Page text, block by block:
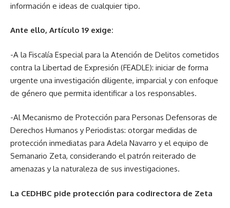
información e ideas de cualquier tipo.
Ante ello, Artículo 19 exige:
-A la Fiscalía Especial para la Atención de Delitos cometidos
contra la Libertad de Expresión (FEADLE): iniciar de forma
urgente una investigación diligente, imparcial y con enfoque
de género que permita identificar a los responsables.
-Al Mecanismo de Protección para Personas Defensoras de
Derechos Humanos y Periodistas: otorgar medidas de
protección inmediatas para Adela Navarro y el equipo de
Semanario Zeta, considerando el patrón reiterado de
amenazas y la naturaleza de sus investigaciones.
La CEDHBC pide protección para codirectora de Zeta